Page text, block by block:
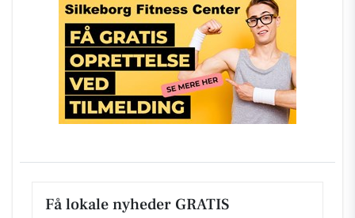
Få lokale nyheder GRATIS